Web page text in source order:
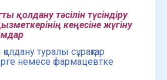
қолдану тәсілін түсіндіру
кеңесіне жүгіну
туралы сұрақтар
немесе фармацевтке